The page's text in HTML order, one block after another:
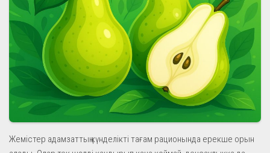
Жемістер адамзаттың күнделікті тағам рационында ерекше орын